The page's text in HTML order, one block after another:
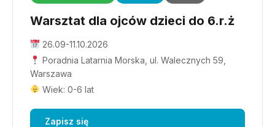
Warsztat dla ojców dzieci do 6.r.ż
26.09-11.10.2026
Poradnia Latarnia Morska, ul. Walecznych 59,
Warszawa
Wiek: 0-6 lat
Zapisz się